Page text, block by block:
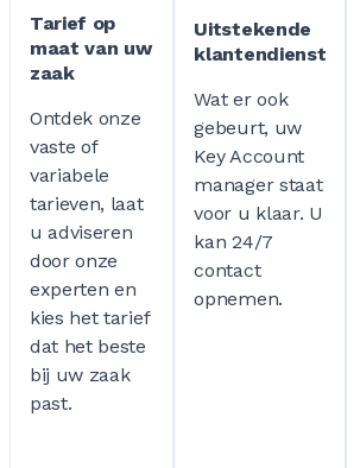
Tarief op
maat van uw
zaak
Ontdek onze
vaste of
variabele
tarieven, laat
u adviseren
door onze
experten en
kies het tarief
dat het beste
bij uw zaak
past.
Uitstekende
klantendienst
Wat er ook
gebeurt, uw
Key Account
manager staat
voor u klaar. U
kan 24/7
contact
opnemen.